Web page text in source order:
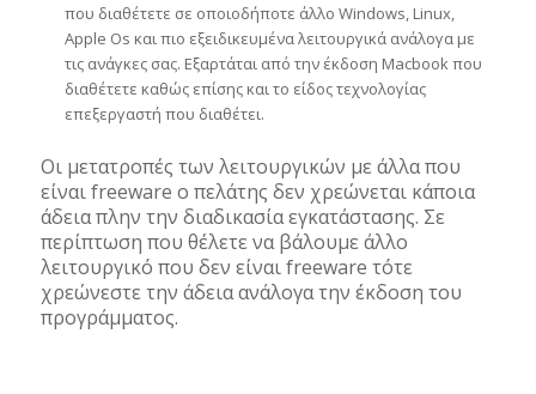
που διαθέτετε σε οποιοδήποτε άλλο Windows, Linux,
Apple Os και πιο εξειδικευμένα λειτουργικά ανάλογα με
τις ανάγκες σας. Εξαρτάται από την έκδοση Macbook που
διαθέτετε καθώς επίσης και το είδος τεχνολογίας
επεξεργαστή που διαθέτει.
Οι μετατροπές των λειτουργικών με άλλα που
είναι freeware ο πελάτης δεν χρεώνεται κάποια
άδεια πλην την διαδικασία εγκατάστασης. Σε
περίπτωση που θέλετε να βάλουμε άλλο
λειτουργικό που δεν είναι freeware τότε
χρεώνεστε την άδεια ανάλογα την έκδοση του
προγράμματος.